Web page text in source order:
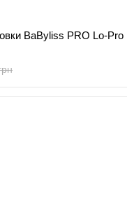
BaByliss PRO Lo-Pro